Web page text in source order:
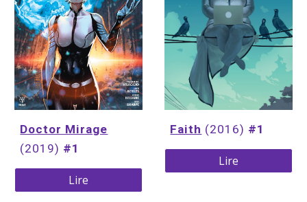
Doctor Mirage
(2019) #1
Lire
Faith (2016) #1
Lire